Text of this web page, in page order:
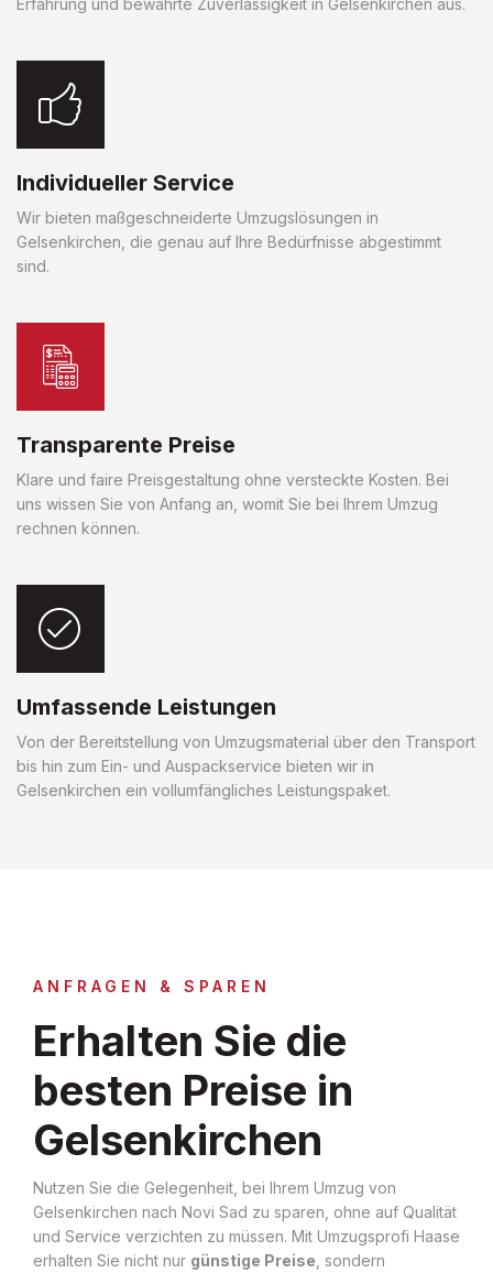
Erfahrung und bewährte Zuverlässigkeit in Gelsenkirchen aus.
Individueller Service
Wir bieten maßgeschneiderte Umzugslösungen in
Gelsenkirchen, die genau auf Ihre Bedürfnisse abgestimmt
sind.
Transparente Preise
Klare und faire Preisgestaltung ohne versteckte Kosten. Bei
uns wissen Sie von Anfang an, womit Sie bei Ihrem Umzug
rechnen können.
Umfassende Leistungen
Von der Bereitstellung von Umzugsmaterial über den Transport
bis hin zum Ein- und Auspackservice bieten wir in
Gelsenkirchen ein vollumfängliches Leistungspaket.
ANFRAGEN & SPAREN
Erhalten Sie die
besten Preise in
Gelsenkirchen
Nutzen Sie die Gelegenheit, bei Ihrem Umzug von
Gelsenkirchen nach Novi Sad zu sparen, ohne auf Qualität
und Service verzichten zu müssen. Mit Umzugsprofi Haase
erhalten Sie nicht nur günstige Preise , sondern